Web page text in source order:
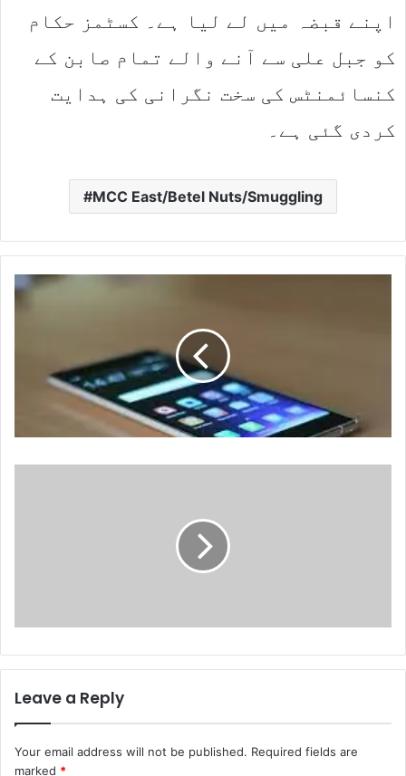
اپنے قبضہ میں لے لیا ہے۔ کسٹمز حکام
کو جبل علی سے آنے والے تمام صابن کے
کنسائمنٹس کی سخت نگرانی کی ہدایت
کردی گئی ہے۔
MCC East/Betel Nuts/Smuggling
Leave a Reply
Your email address will not be published. Required fields are
marked *